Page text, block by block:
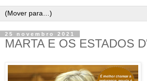
25 novembro 2021
MARTA E OS ESTADOS